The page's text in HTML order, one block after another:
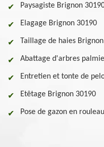
Paysagiste Brignon
Elagage Brignon 30190
Taillage de haies
Abattage d'arbres
Entretien et tonte de
Etêtage Brignon 30190
Pose de gazon en